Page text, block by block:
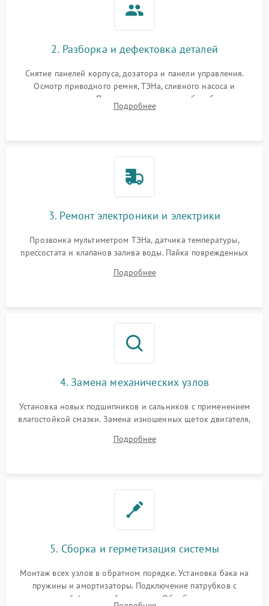
2. Разборка и дефектовка деталей
Снятие панелей корпуса, дозатора и панели управления.
Осмотр приводного ремня, ТЭНа, сливного насоса и
амортизаторов. Проверка подшипников барабана и
крестовины на износ, а манжеты люка на разрывы.
Подробнее
3. Ремонт электроники и электрики
Прозвонка мультиметром ТЭНа, датчика температуры,
прессостата и клапанов залива воды. Пайка поврежденных
Восстановление целостности проводки и контактов.
Подробнее
4. Замена механических узлов
Установка новых подшипников и сальников с применением
влагостойкой смазки. Замена изношенных щеток двигателя,
или поврежденной резиновой манжеты.
Подробнее
5. Сборка и герметизация системы
Монтаж всех узлов в обратном порядке. Установка бака на
пружины и амортизаторы. Подключение патрубков с
надежной фиксацией хомутами. Обработка стыков